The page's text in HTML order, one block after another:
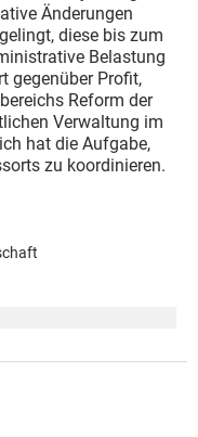
Änderungen
diese bis zum
Belastung
gegenüber Profit,
Reform der
Verwaltung im
hat die Aufgabe,
zu koordinieren.